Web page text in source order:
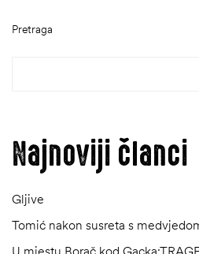
Pretraga
Najnoviji članci
Gljive
Tomić nakon susreta s